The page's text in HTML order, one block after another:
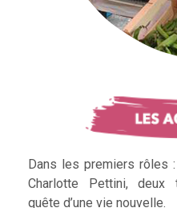
Dans les premiers rôles
Charlotte Pettini, deux
quête d’une vie nouvelle.